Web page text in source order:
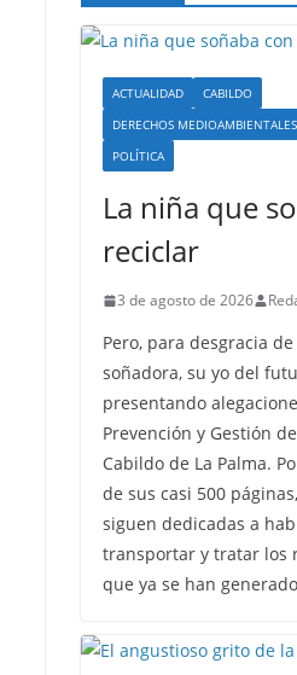
ACTUALIDAD
CABILDO
DERECHOS MEDIOAMBIENTALES
POLÍTICA
La niña que
reciclar
3 de agosto de 2026
Pero, para desgracia
soñadora, su yo del
presentando
Prevención y Gestión
Cabildo de La Palma.
de sus casi 500
siguen dedicadas a
transportar y tratar los
que ya se han